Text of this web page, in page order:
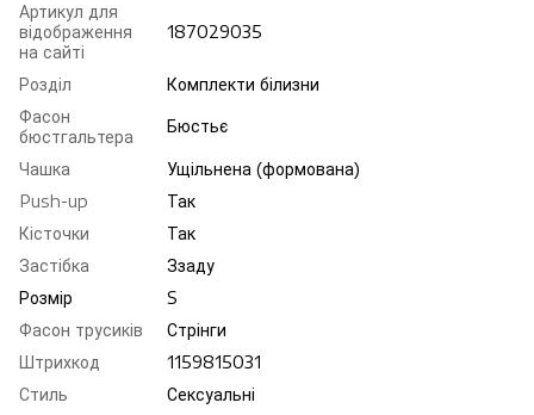
Артикул для
відображення
на сайті
187029035
Розділ
Комплекти білизни
Фасон
бюстгальтера
Бюстьє
Чашка
Ущільнена (формована)
Push-up
Так
Кісточки
Так
Застібка
Ззаду
Розмір
S
Фасон трусиків
Стрінги
Штрихкод
1159815031
Стиль
Сексуальні